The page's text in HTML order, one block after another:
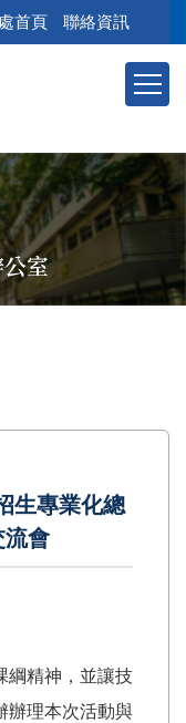
首頁 聯絡資訊
室
生專業化總
流會
綱精神，並讓技
辦理本次活動與